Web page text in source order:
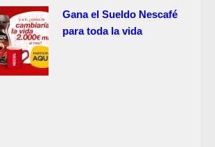
Gana el Sueldo Nescafé
para toda la vida